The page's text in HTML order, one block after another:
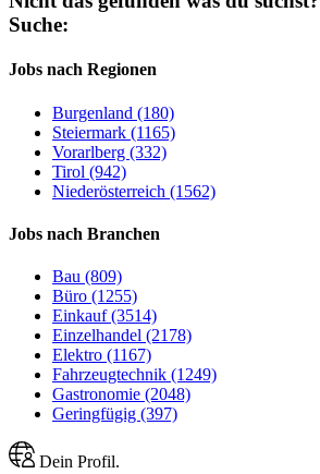
Suche:
Jobs nach Regionen
Burgenland (180)
Steiermark (1165)
Vorarlberg (332)
Tirol (942)
Niederösterreich (1562)
Jobs nach Branchen
Bau (809)
Büro (1255)
Einkauf (3514)
Einzelhandel (2178)
Elektro (1167)
Fahrzeugtechnik (1249)
Gastronomie (2048)
Geringfügig (397)
Dein Profil.